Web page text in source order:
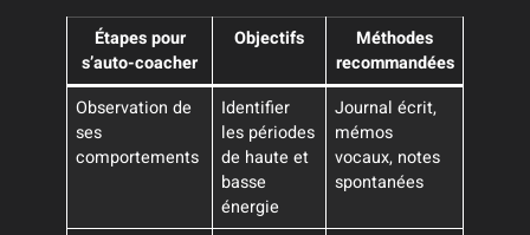
Étapes pour
s’auto-coacher
Objectifs
Méthodes
recommandées
Observation de
ses
comportements
Identifier
les périodes
de haute et
basse
énergie
Journal écrit,
mémos
vocaux, notes
spontanées